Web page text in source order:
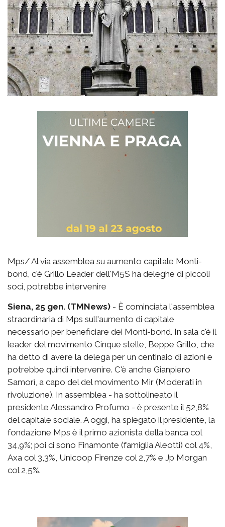
Mps/ Al via assemblea su aumento capitale Monti-
bond, c'è Grillo Leader dell'M5S ha deleghe di piccoli
soci, potrebbe intervenire
Siena, 25 gen. (TMNews) - È cominciata l'assemblea
straordinaria di Mps sull'aumento di capitale
necessario per beneficiare dei Monti-bond. In sala c'è il
leader del movimento Cinque stelle, Beppe Grillo, che
ha detto di avere la delega per un centinaio di azioni e
potrebbe quindi intervenire. C'è anche Gianpiero
Samorì, a capo del del movimento Mir (Moderati in
rivoluzione). In assemblea - ha sottolineato il
presidente Alessandro Profumo - è presente il 52,8%
del capitale sociale. A oggi, ha spiegato il presidente, la
fondazione Mps è il primo azionista della banca col
34,9%; poi ci sono Finamonte (famiglia Aleotti) col 4%,
Axa col 3,3%, Unicoop Firenze col 2,7% e Jp Morgan
col 2,5%.